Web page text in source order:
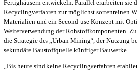
Fertighäusern entwickeln. Parallel erarbeiten sie
Recyclingverfahren zur möglichst sortenreinen
Materialien und ein Second-use-Konzept mit
Weiterverwendung der Rohstoffkomponenten.
die Strategie des „Urban Mining“, der Nutzung
sekundäre Baustoffquelle künftiger Bauwerke.
„Bis heute sind keine Recyclingverfahren